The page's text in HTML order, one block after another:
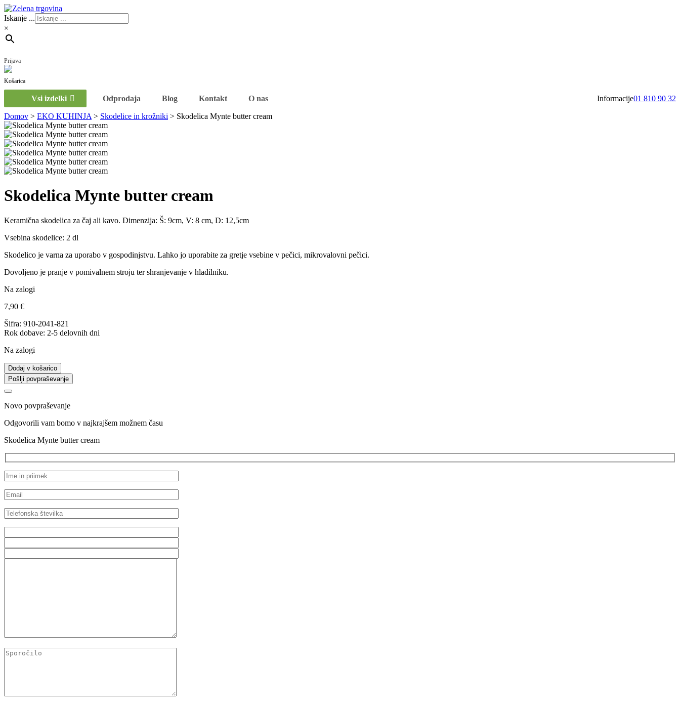
Iskanje ...
×
Prijava
Vsi izdelki Odprodaja Blog Kontakt O nas Informacije01 810 90 32
Domov > EKO KUHINJA > Skodelice in krožniki > Skodelica Mynte butter cream
Skodelica Mynte butter cream
Keramična skodelica za čaj ali kavo. Dimenzija: Š: 9cm, V: 8 cm, D: 12,5cm
Vsebina skodelice: 2 dl
Skodelico je varna za uporabo v gospodinjstvu. Lahko jo uporabite za gretje vsebine v pečici, mikrovalovni pečici.
Dovoljeno je pranje v pomivalnem stroju ter shranjevanje v hladilniku.
Na zalogi
7,90 €
Šifra: 910-2041-821
Rok dobave: 2-5 delovnih dni
Na zalogi
Dodaj v košarico
Pošlji povpraševanje
Novo povpraševanje
Odgovorili vam bomo v najkrajšem možnem času
Skodelica Mynte butter cream